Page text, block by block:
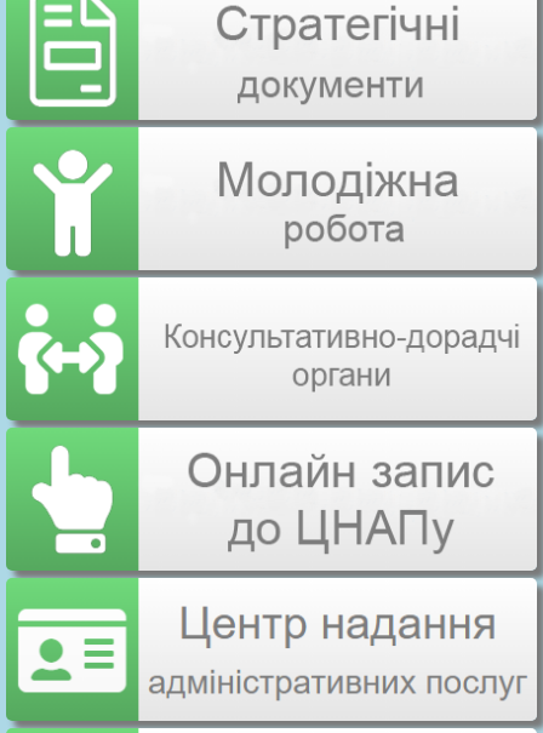
13 14.04.2020
КНП
ЦРЛ” в особі
директора
Север’яна
Север’яновича
відділення КНП
“Бериславська
відділення
(екстренної)
допомоги опорного
закладу охорони
здоров’я КНП
“Бериславська
Херсонському
госпітальному
14 23.06.2020
Олег
Сергійович
Будівництво
офісної будівлі
19.10.2020
Кулаковський
Михайло
Олександрович
Будівництво